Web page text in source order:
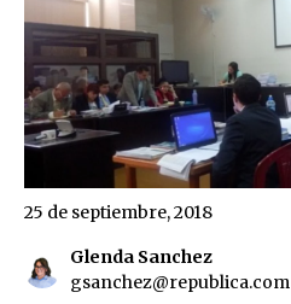
Glenda Sanchez
gsanchez@republica.com
25 de septiembre, 2018